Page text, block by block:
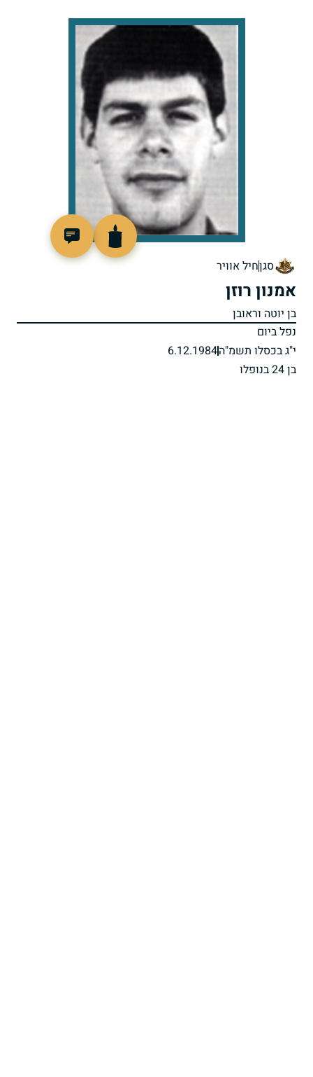
סגןחיל אוויר
אמנון רוזן
בן יוטה וראובן
נפל ביום
י"ג בכסלו תשמ"ה6.12.1984
בן 24 בנופלו